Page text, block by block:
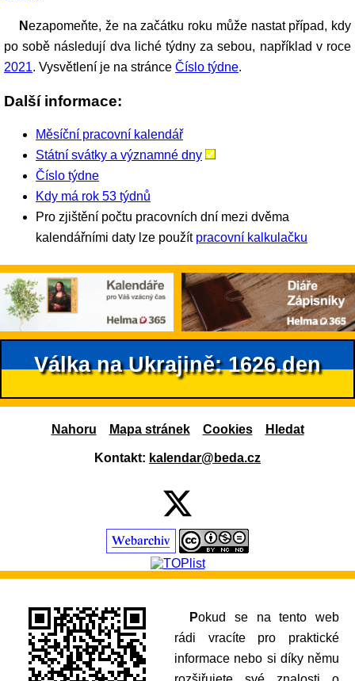
Nezapomeňte, že na začátku roku může nastat případ, kdy
po sobě následují dva liché týdny za sebou, například v roce
2021. Vysvětlení je na stránce Číslo týdne.
Další informace:
Měsíční pracovní kalendář
Státní svátky a významné dny
Číslo týdne
Kdy má rok 53 týdnů
Pro zjištění počtu pracovních dní mezi dvěma
kalendářními daty lze použít pracovní kalkulačku
Válka na Ukrajině: 1626.den
Nahoru Mapa stránek Cookies Hledat
Kontakt: kalendar@beda.cz
Pokud se na tento web
rádi vracíte pro praktické
informace nebo si díky němu